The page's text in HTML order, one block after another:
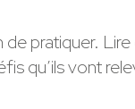
pratiquer.
vont